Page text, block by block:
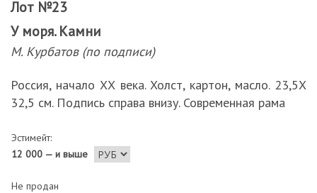
Лот №23
У моря. Камни
М. Курбатов (по подписи)
Россия, начало ХХ века. Холст, картон, масло. 23,5Х
32,5 см. Подпись справа внизу. Современная рама
Эстимейт:
12 000 — и выше
Не продан